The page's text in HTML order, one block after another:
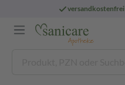
versandkostenfrei